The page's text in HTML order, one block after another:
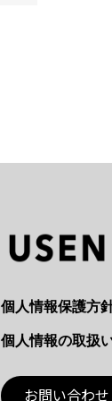
個人情報保護方
個人情報の取扱
お問い合わせ